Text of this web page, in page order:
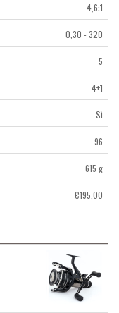
4,6:1
0,30 - 320
5
4+1
Sì
96
615 g
€195,00